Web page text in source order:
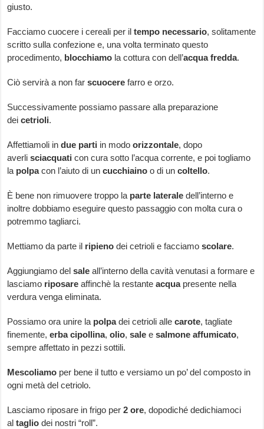
giusto.
Facciamo cuocere i cereali per iltempo necessario, solitamente
scritto sulla confezione e, una volta terminato questo
procedimento, blocchiamo la cottura con dell’acqua fredda.
Ciò servirà a non farscuocere farro e orzo.
Successivamente possiamo passare alla preparazione
deicetrioli.
Affettiamoli indue parti in modoorizzontale, dopo
averlisciacquati con cura sotto l’acqua corrente, e poi togliamo
la polpacon l’aiuto di uncucchiaino o di uncoltello.
È bene non rimuovere troppo la parte laterale dell’interno e
inoltre dobbiamo eseguire questo passaggio con molta cura o
potremmo tagliarci.
Mettiamo da parte il ripieno dei cetrioli e facciamoscolare.
Aggiungiamo delsale all’interno della cavità venutasi a formare e
lasciamo riposare affinchè la restanteacquapresente nella
verdura venga eliminata.
Possiamo ora unire la polpadei cetrioli allecarote, tagliate
finemente,erba cipollina,olio,sale esalmone affumicato,
sempre affettato in pezzi sottili.
Mescoliamo per bene il tutto e versiamo un po’ del composto in
ogni metà del cetriolo.
Lasciamo riposare in frigo per2 ore, dopodiché dedichiamoci
altaglio dei nostri “roll”.